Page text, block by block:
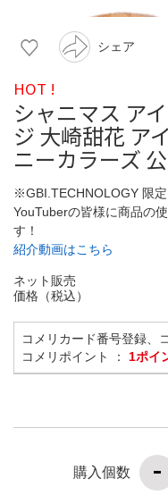
シェア
HOT !
シャニマス ア
ジ 大崎甜花 ア
ニーカラーズ
※GBI.TECHNOLOGY 限
YouTuberの皆様に商品の
す！
紹介動画はこちら
ネット販売
価格（税込）
コメリカード番号登録、
コメリポイント ： 1ポイ
購入個数